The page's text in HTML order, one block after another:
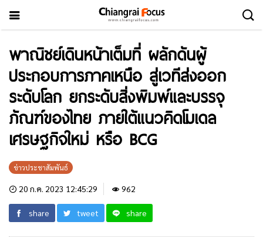
พาณิชย์เดินหน้าเต็มที่ ผลักดันผู้
ประกอบการภาคเหนือ สู่เวทีส่งออก
ระดับโลก ยกระดับสิ่งพิมพ์และบรรจุ
ภัณฑ์ของไทย ภายใต้แนวคิดโมเดล
เศรษฐกิจใหม่ หรือ BCG
ข่าวประชาสัมพันธ์
20 ก.ค. 2023 12:45:29 962
share tweet share